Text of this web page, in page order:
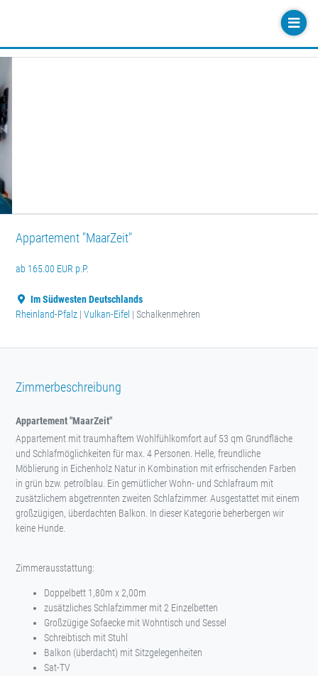
Appartement "MaarZeit"
ab 165.00 EUR p.P.
Im Südwesten Deutschlands
Rheinland-Pfalz | Vulkan-Eifel | Schalkenmehren
Zimmerbeschreibung
Appartement "MaarZeit"
Appartement mit traumhaftem Wohlfühlkomfort auf 53 qm Grundfläche
und Schlafmöglichkeiten für max. 4 Personen. Helle, freundliche
Möblierung in Eichenholz Natur in Kombination mit erfrischenden Farben
in grün bzw. petrolblau. Ein gemütlicher Wohn- und Schlafraum mit
zusätzlichem abgetrennten zweiten Schlafzimmer. Ausgestattet mit einem
großzügigen, überdachten Balkon. In dieser Kategorie beherbergen wir
keine Hunde.
Zimmerausstattung:
Doppelbett 1,80m x 2,00m
zusätzliches Schlafzimmer mit 2 Einzelbetten
Großzügige Sofaecke mit Wohntisch und Sessel
Schreibtisch mit Stuhl
Balkon (überdacht) mit Sitzgelegenheiten
Sat-TV